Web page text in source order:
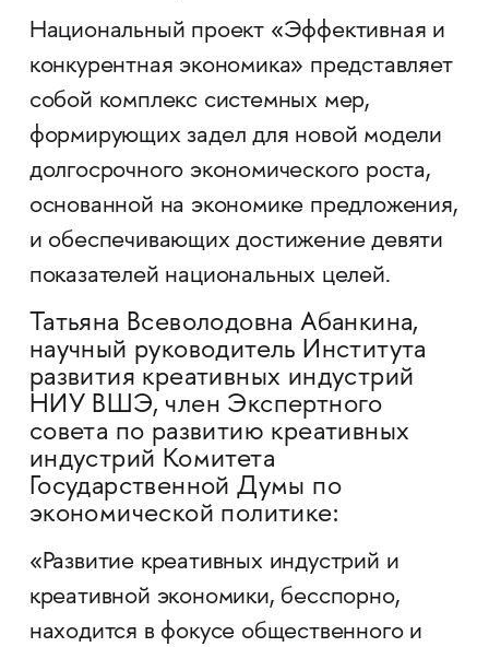
Национальный проект «Эффективная и
конкурентная экономика» представляет
собой комплекс системных мер,
формирующих задел для новой модели
долгосрочного экономического роста,
основанной на экономике предложения,
и обеспечивающих достижение девяти
показателей национальных целей.
Татьяна Всеволодовна Абанкина,
научный руководитель Института
развития креативных индустрий
НИУ ВШЭ, член Экспертного
совета по развитию креативных
индустрий Комитета
Государственной Думы по
экономической политике:
«Развитие креативных индустрий и
креативной экономики, бесспорно,
находится в фокусе общественного и